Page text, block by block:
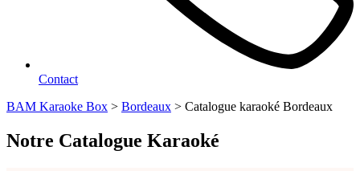
Contact
BAM Karaoke Box > Bordeaux > Catalogue karaoké Bordeaux
Notre Catalogue Karaoké